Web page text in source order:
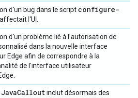
d'un bug dans le script configure-
l'UI.
d'un problème lié à l'autorisation de
dans la nouvelle interface
Edge afin de correspondre à la
de l'interface utilisateur
JavaCalloutinclut désormais des